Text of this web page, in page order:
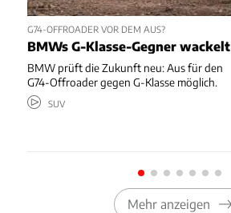
G74-OFFROADER VOR DEM AUS?
BMWs G-Klasse-Gegner wackelt
BMW prüft die Zukunft neu: Aus für den
G74-Offroader gegen G-Klasse möglich.
SUV
Mehr anzeigen